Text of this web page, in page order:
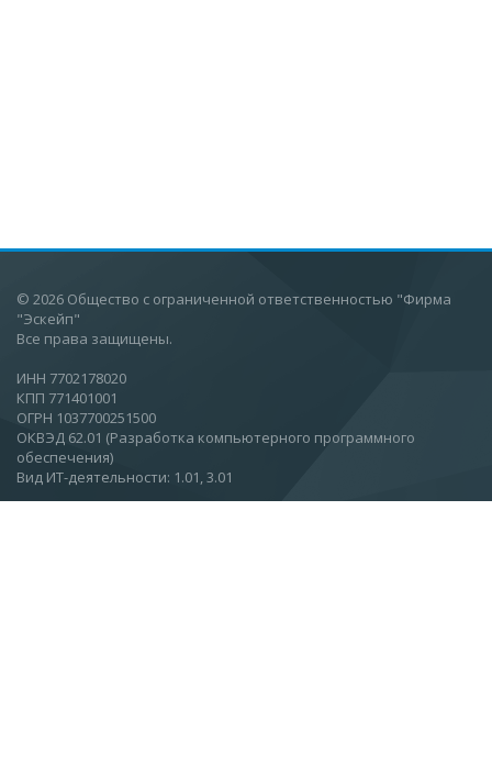
© 2026 Общество с ограниченной ответственностью "Фирма
"Эскейп"
Все права защищены.
ИНН 7702178020
КПП 771401001
ОГРН 1037700251500
ОКВЭД 62.01 (Разработка компьютерного программного
обеспечения)
Вид ИТ-деятельности: 1.01, 3.01